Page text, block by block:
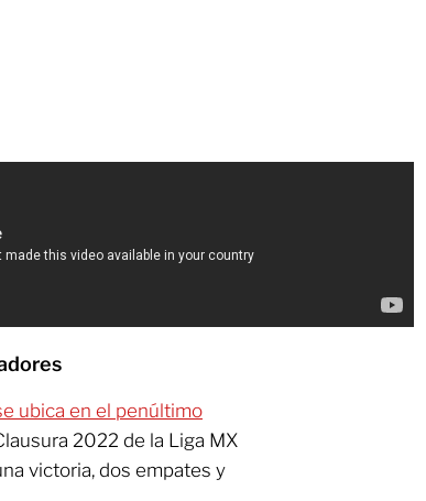
ubica en el penúltimo
2022 de la Liga MX
victoria, dos empates y